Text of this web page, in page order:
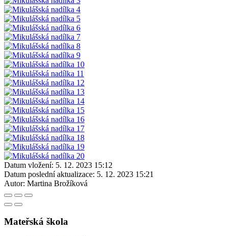
Datum vložení: 5. 12. 2023 15:12
Datum poslední aktualizace: 5. 12. 2023 15:21
Autor: Martina Brožíková
Mateřská škola